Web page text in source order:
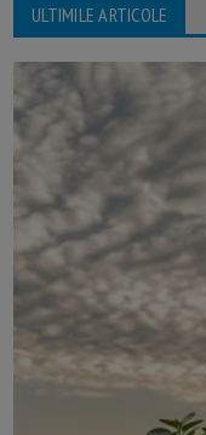
ULTIMILE ARTICOLE